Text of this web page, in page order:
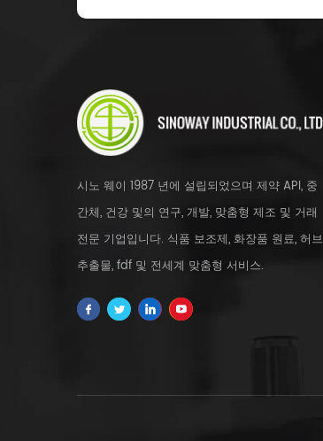
시노 웨이 1987 년에 설립되었으며 제약 API, 중
간체, 건강 및의 연구, 개발, 맞춤형 제조 및 거래
전문 기업입니다. 식품 보조제, 화장품 원료, 허브
추출물, fdf 및 전세계 맞춤형 서비스.